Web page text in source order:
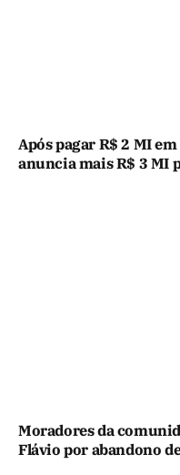
Após pagar R$ 2 MI
anuncia mais R$ 3 MI
Moradores da
Flávio por abandono